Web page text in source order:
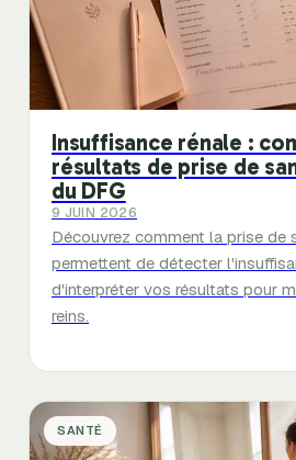
Insuffisance rénale :
résultats de prise de
du DFG
9 JUIN 2026
Découvrez comment la prise de
permettent de détecter
d'interpréter vos résultats pour
reins.
SANTÉ